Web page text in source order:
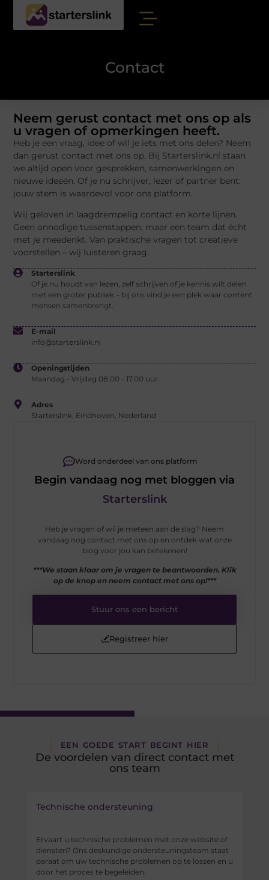
Contact
Neem gerust contact met ons op als
u vragen of opmerkingen heeft.
Heb je een vraag, idee of wil je iets met ons delen? Neem
dan gerust contact met ons op. Bij Starterslink.nl staan
we altijd open voor gesprekken, samenwerkingen en
nieuwe ideeën. Of je nu schrijver, lezer of partner bent:
jouw stem is waardevol voor ons platform.
Wij geloven in laagdrempelig contact en korte lijnen.
Geen onnodige tussenstappen, maar een team dat écht
met je meedenkt. Van praktische vragen tot creatieve
voorstellen – wij luisteren graag.
Starterslink
Of je nu houdt van lezen, zelf schrijven of je kennis wilt delen
met een groter publiek – bij ons vind je een plek waar content
mensen samenbrengt.
E-mail
info@starterslink.nl
Openingstijden
Maandag - Vrijdag 08.00 - 17.00 uur.
Adres
Starterslink, Eindhoven, Nederland
Word onderdeel van ons platform
Begin vandaag nog met bloggen via
Starterslink
Heb je vragen of wil je meteen aan de slag? Neem
vandaag nog contact met ons op en ontdek wat onze
blog voor jou kan betekenen!
***We staan klaar om je vragen te beantwoorden. Klik
op de knop en neem contact met ons op!***
Stuur ons een bericht
Registreer hier
EEN GOEDE START BEGINT HIER
De voordelen van direct contact met
ons team
Technische ondersteuning
Ervaart u technische problemen met onze website of
diensten? Ons deskundige ondersteuningsteam staat
paraat om uw technische problemen op te lossen en u
door het proces te begeleiden.